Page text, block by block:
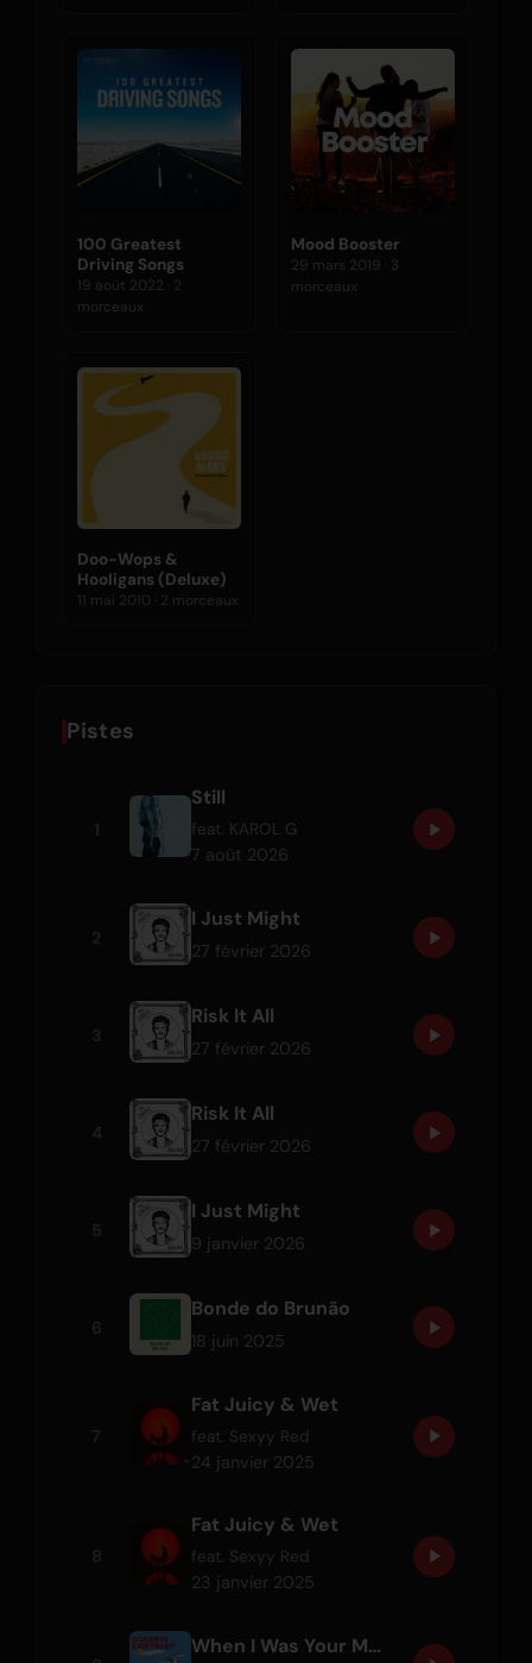
100 Greatest
Driving Songs
19 août 2022 · 2
morceaux
Mood Booster
29 mars 2019 · 3
morceaux
Doo-Wops &
Hooligans (Deluxe)
11 mai 2010 · 2 morceaux
Pistes
Still
feat. KAROL G
7 août 2026
I Just Might
27 février 2026
Risk It All
27 février 2026
Risk It All
27 février 2026
I Just Might
9 janvier 2026
Bonde do Brunão
18 juin 2025
Fat Juicy & Wet
feat. Sexyy Red
24 janvier 2025
Fat Juicy & Wet
feat. Sexyy Red
23 janvier 2025
When I Was Your Man